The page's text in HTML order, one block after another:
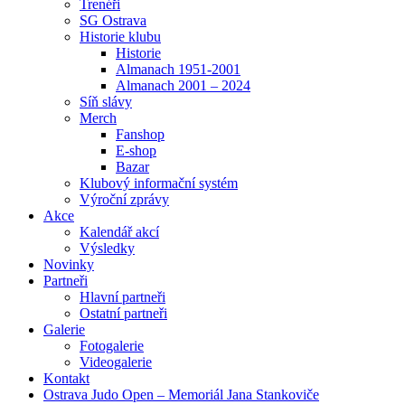
Trenéři
SG Ostrava
Historie klubu
Historie
Almanach 1951-2001
Almanach 2001 – 2024
Síň slávy
Merch
Fanshop
E-shop
Bazar
Klubový informační systém
Výroční zprávy
Akce
Kalendář akcí
Výsledky
Novinky
Partneři
Hlavní partneři
Ostatní partneři
Galerie
Fotogalerie
Videogalerie
Kontakt
Ostrava Judo Open – Memoriál Jana Stankoviče